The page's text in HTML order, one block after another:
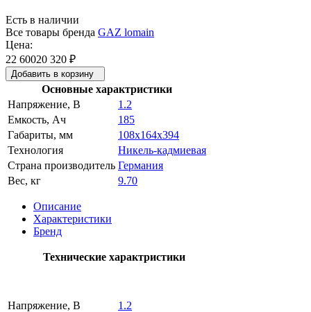
Есть в наличии
Все товары бренда GAZ lomain
Цена:
22 60020 320 ₽
Добавить в корзину
Основные характристики
Напряжение, В
1.2
Емкость, Ач
185
Габариты, мм
108x164x394
Технология
Никель-кадмиевая
Страна производитель Германия
Вес, кг
9.70
Описание
Характеристики
Бренд
Технические характристики
Напряжение, В
1.2